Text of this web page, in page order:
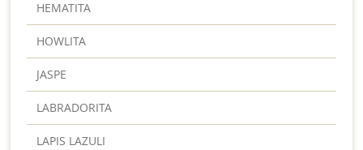
HEMATITA
HOWLITA
JASPE
LABRADORITA
LAPIS LAZULI